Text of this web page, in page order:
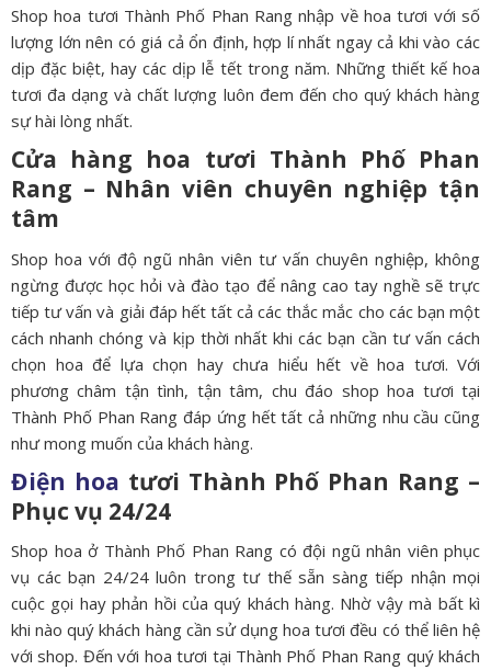
Shop hoa tươi Thành Phố Phan Rang nhập về hoa tươi với số
lượng lớn nên có giá cả ổn định, hợp lí nhất ngay cả khi vào các
dịp đặc biệt, hay các dịp lễ tết trong năm. Những thiết kế hoa
tươi đa dạng và chất lượng luôn đem đến cho quý khách hàng
sự hài lòng nhất.
Cửa hàng hoa tươi Thành Phố Phan
Rang – Nhân viên chuyên nghiệp tận
tâm
Shop hoa với độ ngũ nhân viên tư vấn chuyên nghiệp, không
ngừng được học hỏi và đào tạo để nâng cao tay nghề sẽ trực
tiếp tư vấn và giải đáp hết tất cả các thắc mắc cho các bạn một
cách nhanh chóng và kịp thời nhất khi các bạn cần tư vấn cách
chọn hoa để lựa chọn hay chưa hiểu hết về hoa tươi. Với
phương châm tận tình, tận tâm, chu đáo shop hoa tươi tại
Thành Phố Phan Rang đáp ứng hết tất cả những nhu cầu cũng
như mong muốn của khách hàng.
Điện hoa tươi Thành Phố Phan Rang –
Phục vụ 24/24
Shop hoa ở Thành Phố Phan Rang có đội ngũ nhân viên phục
vụ các bạn 24/24 luôn trong tư thế sẵn sàng tiếp nhận mọi
cuộc gọi hay phản hồi của quý khách hàng. Nhờ vậy mà bất kì
khi nào quý khách hàng cần sử dụng hoa tươi đều có thể liên hệ
với shop. Đến với hoa tươi tại Thành Phố Phan Rang quý khách